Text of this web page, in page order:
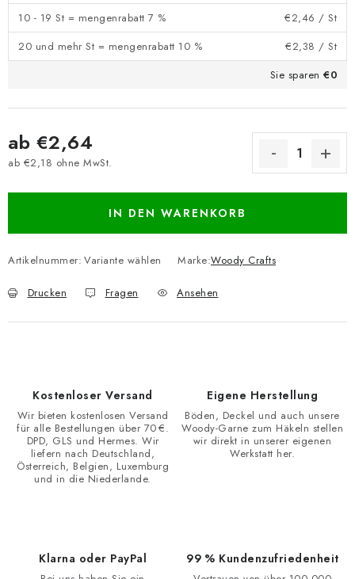
10 - 19 St = mengenrabatt 7 %
€2,46 / St
20 und mehr St = mengenrabatt 10 %
€2,38 / St
Sie sparen €0
ab €2,64
ab €2,18 ohne MwSt.
IN DEN WARENKORB
Artikelnummer: Variante wählen Marke:Woody Crafts
Drucken Fragen Ansehen
Kostenloser Versand
Wir bieten kostenlosen Versand
für alle Bestellungen über 70 €.
DPD, GLS und Hermes. Wir
liefern nach Deutschland,
Österreich, Belgien, Luxemburg
und in die Niederlande.
Eigene Herstellung
Böden, Deckel und auch unsere
Woody-Garne zum Häkeln stellen
wir direkt in unserer eigenen
Werkstatt her.
Klarna oder PayPal 99 % Kundenzufriedenheit